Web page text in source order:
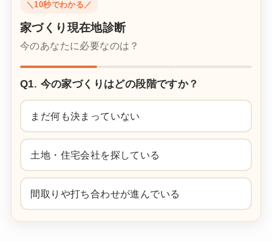
＼10秒でわかる／
家づくり現在地診断
今のあなたに必要なのは？
Q1. 今の家づくりはどの段階ですか？
まだ何も決まっていない
土地・住宅会社を探している
間取りや打ち合わせが進んでいる